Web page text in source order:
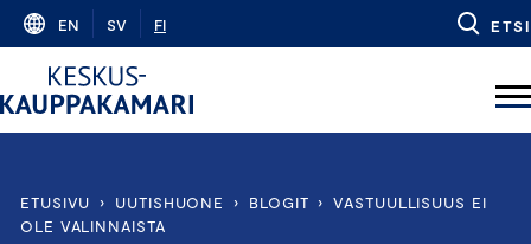
Skip
content
EN SV FI ETSI
ETUSIVU › UUTISHUONE › BLOGIT › VASTUULLISUUS EI
OLE VALINNAISTA